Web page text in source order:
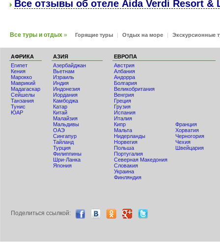
Все отзывы об отеле Aida Verdi Resort &
Все туры и отдых » Горящие туры | Отдых на море | Экскурсионные
АФРИКА
Египет
Кения
Мaрокко
Маврикий
Мадагаскар
Сейшелы
Танзания
Тунис
ЮАР
АЗИЯ
Азербайджан
Вьетнам
Израиль
Индия
Индонезия
Иордания
Камбоджа
Катар
Китай
Малайзия
Мальдивы
ОАЭ
Сингапур
Тайланд
Турция
Филиппины
Шри-Ланка
Япония
ЕВРОПА
Австрия
Албания
Андорра
Болгария
Великобритания
Венгрия
Греция
Грузия
Испания
Италия
Кипр
Мальта
Нидерланды
Норвегия
Польша
Португалия
Северная Македония
Словакия
Украина
Финляндия
Франция
Хорватия
Черногория
Чехия
Швейцария
Поделиться ccылкой: